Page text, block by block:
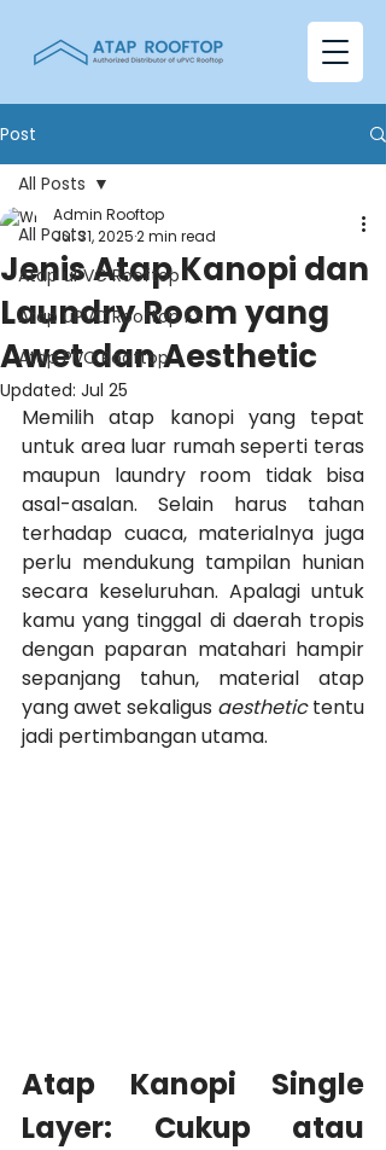
Post
All Posts
Atap uPVC Rooftop
Atap uPVC Rooftop FX
Atap PVC Rooftop
All Posts
Jenis Atap Kanopi dan
Laundry Room yang
Awet dan Aesthetic
Admin Rooftop
Jul 31, 20252 min read
Updated: Jul 25
Memilih atap kanopi yang tepat
untuk area luar rumah seperti teras
maupun laundry room tidak bisa
asal-asalan. Selain harus tahan
terhadap cuaca, materialnya juga
perlu mendukung tampilan hunian
secara keseluruhan. Apalagi untuk
kamu yang tinggal di daerah tropis
dengan paparan matahari hampir
sepanjang tahun, material atap
yang awet sekaligus aesthetic tentu
jadi pertimbangan utama.
Atap Kanopi Single
Layer: Cukup atau